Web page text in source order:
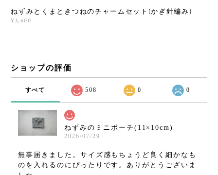
ねずみとくまときつねのチャームセット(かぎ針編み)
¥3,600
ショップの評価
すべて 508 0 0
ねずみのミニポーチ(11×10cm)
2026/07/29
無事届きました。サイズ感もちょうど良く細かなも
のを入れるのにぴったりです。ありがとうございま